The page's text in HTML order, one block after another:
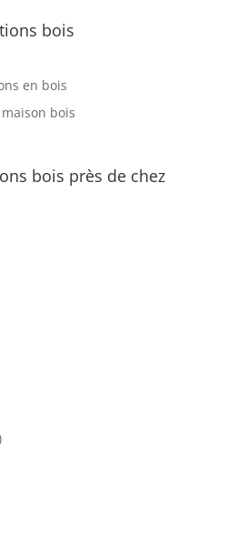
bois
en bois
bois
bois près de chez